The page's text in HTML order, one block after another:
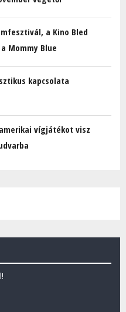
a Kino Bled
Mommy Blue
kapcsolata
vígjátékot visz